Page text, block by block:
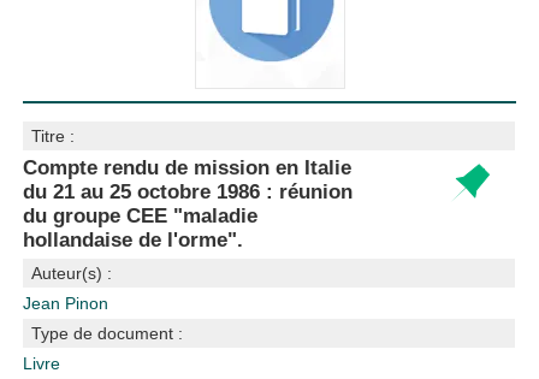
Titre :
Compte rendu de mission en Italie
du 21 au 25 octobre 1986 : réunion
du groupe CEE "maladie
hollandaise de l'orme".
Auteur(s) :
Jean Pinon
Type de document :
Livre